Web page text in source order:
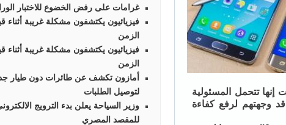
غرامات على رفض الخضوع للاختبار
فيزيائيون يكتشفون مشكلة غريبة أثناء
الزمن
فيزيائيون يكتشفون مشكلة غريبة أثناء
الزمن
أمازون تكشف عن طائرات دون طيار
لتوصيل الطلبات
وزير السياحة يعلن بدء الترويج
للمقصد المصري
إنها تتحمل المسئولية
قد وجهتهم لرفع كفاءة